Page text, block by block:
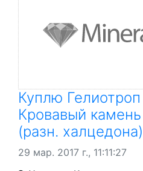
Куплю
Кровавый камень
(разн. халцедона)
29 мар. 2017 г., 11:11:27